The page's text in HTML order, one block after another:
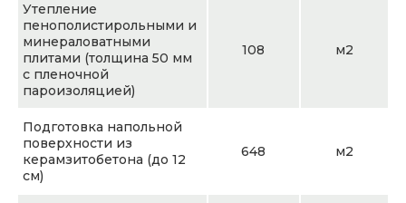
Утепление
пенополистирольными и
минераловатными
плитами (толщина 50 мм
с пленочной
пароизоляцией)
108 м2
Подготовка напольной
поверхности из
керамзитобетона (до 12
см)
648 м2